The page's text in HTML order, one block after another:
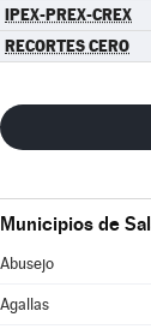
IPEX-PREX-CREX
RECORTES CERO
Municipios de
Abusejo
Agallas